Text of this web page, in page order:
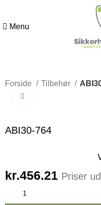
Menu
Forside Tilbehør
ABI30-764
kr.456.21 Priser